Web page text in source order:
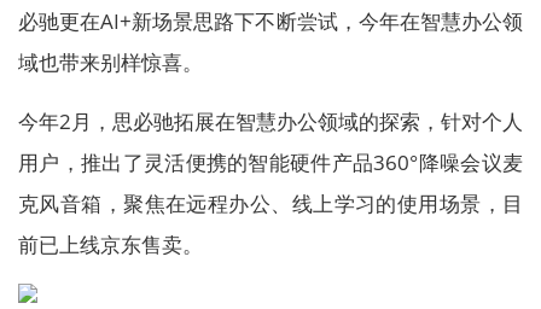
必驰更在AI+新场景思路下不断尝试，今年在智慧办公领
域也带来别样惊喜。
今年2月，思必驰拓展在智慧办公领域的探索，针对个人
用户，推出了灵活便携的智能硬件产品360°降噪会议麦
克风音箱，聚焦在远程办公、线上学习的使用场景，目
前已上线京东售卖。